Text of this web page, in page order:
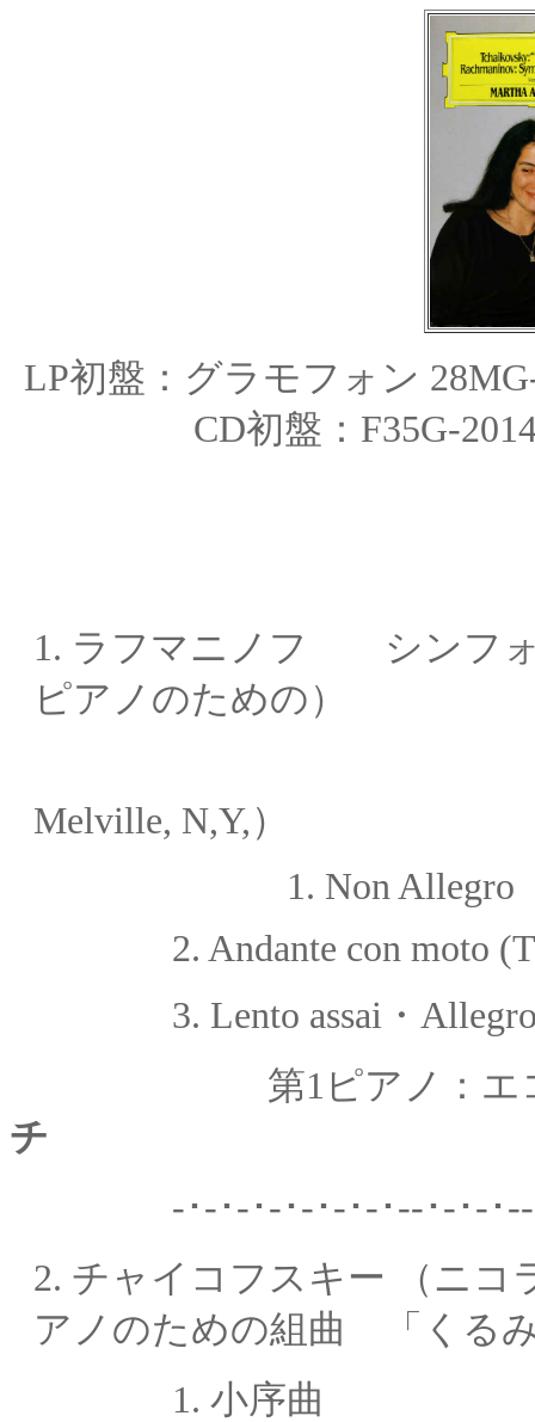
LP初盤：グラモフォン
CD初盤： F35G-
1. ラフマニノフ シンフ
ピアノのための）
Melville, N,Y,）
1. Non Allegro
2. Andante con moto
3. Lento assai・
第1ピアノ：エコノ
チ
-･-･-･-･-･-･-･--･-･-
2. チャイコフスキー （ニ
アノのための組曲 「くる
1. 小序曲